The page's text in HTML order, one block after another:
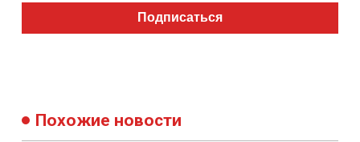
Подписаться
Похожие новости